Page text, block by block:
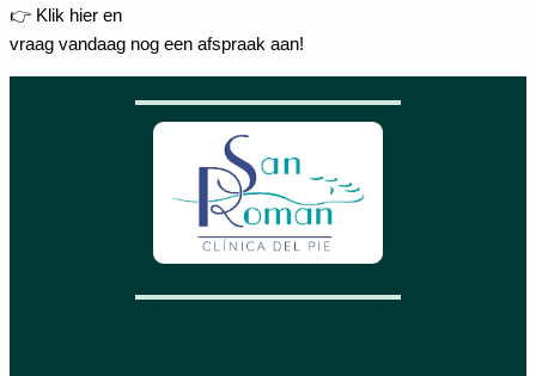
👉 Klik hier en
vraag vandaag nog een afspraak aan!